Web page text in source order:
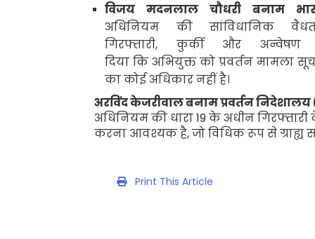
विजय मदनलाल चौधरी बनाम
अधिनियम की सांविधानिक
गिरफ्तारी, कुर्की और अन्वेषण
दिया कि अभियुक्त को प्रवर्तन मामला
का कोई अधिकार नहीं है।
अरविंद केजरीवाल बनाम प्रवर्तन निदेशालय
अधिनियम की धारा19के अधीन गिरफ्तारी
करना आवश्यक है,जो विधिक रूप से ग्राह्य
Print This Article